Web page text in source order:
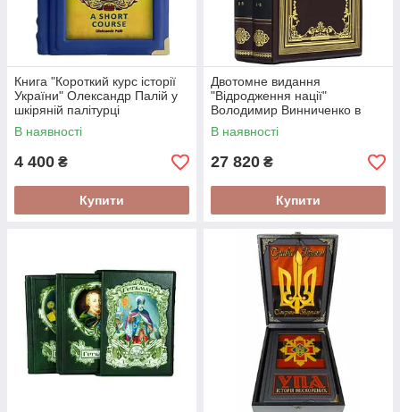
Книга "Короткий курс історії
України" Олександр Палій у
шкіряній палітурці
англійською мовою
В наявності
4 400 ₴
Купити
Двотомне видання
"Відродження нації"
Володимир Винниченко в
шкіряній палітурці і
подарунковому футлярі
В наявності
27 820 ₴
Купити